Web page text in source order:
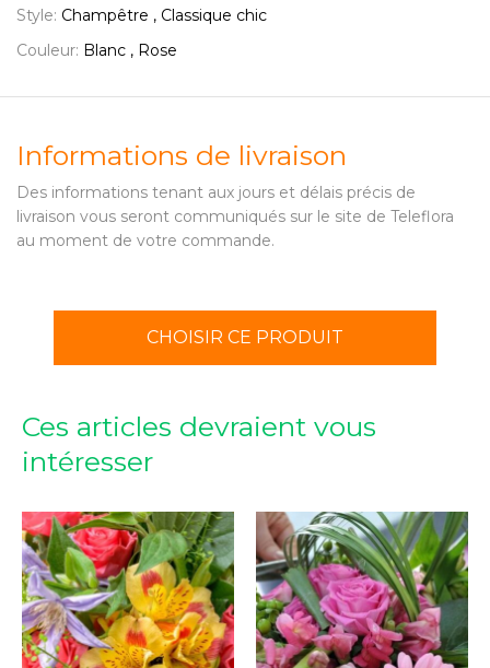
Style: Champêtre , Classique chic
Couleur: Blanc , Rose
Informations de livraison
Des informations tenant aux jours et délais précis de
livraison vous seront communiqués sur le site de Teleflora
au moment de votre commande.
CHOISIR CE PRODUIT
Ces articles devraient vous
intéresser